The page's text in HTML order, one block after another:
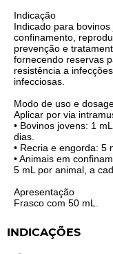
Indicação
Indicado para
confinamento,
prevenção e
fornecendo reservas
resistência a
infecciosas.
Modo de uso e
Aplicar por via
• Bovinos jovens: 1
dias.
• Recria e engorda: 5
• Animais em
5 mL por animal, a
Apresentação
Frasco com 50 mL.
INDICAÇÕES